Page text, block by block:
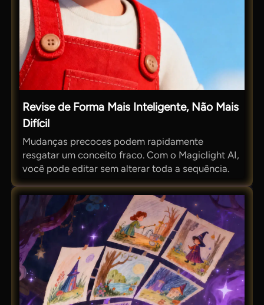
Revise de Forma Mais Inteligente, Não Mais
Difícil
Mudanças precoces podem rapidamente
resgatar um conceito fraco. Com o Magiclight AI,
você pode editar sem alterar toda a sequência.